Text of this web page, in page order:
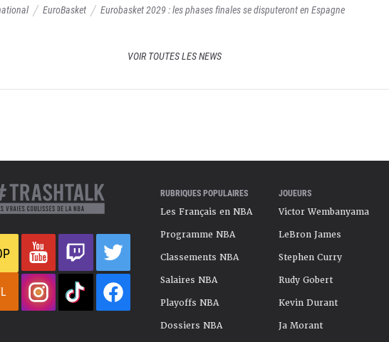
NBA EuroBasket Eurobasket 2029 : les phases finales se disputeront en Espagne
VOIR TOUTES LES NEWS
RUBRIQUES POPULAIRES
Les Français en NBA
Programme NBA
Classements NBA
Salaires NBA
Playoffs NBA
Dossiers NBA
JOUEURS
Victor Wembanyama
LeBron James
Stephen Curry
Rudy Gobert
Kevin Durant
Ja Morant